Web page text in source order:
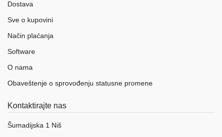
Dostava
Sve o kupovini
Način plaćanja
Software
O nama
Obaveštenje o sprovođenju statusne promene
Kontaktirajte nas
Šumadijska 1 Niš